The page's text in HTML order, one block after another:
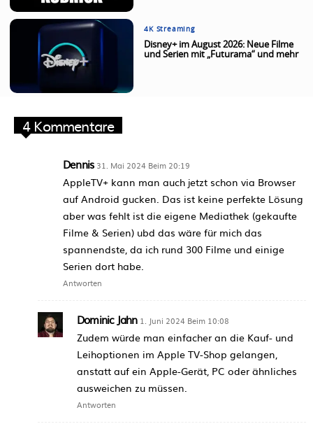
4K Streaming
Disney+ im August 2026: Neue Filme
und Serien mit „Futurama“ und mehr
4 Kommentare
Dennis 31. Mai 2024 Beim 20:19
AppleTV+ kann man auch jetzt schon via Browser
auf Android gucken. Das ist keine perfekte Lösung
aber was fehlt ist die eigene Mediathek (gekaufte
Filme & Serien) ubd das wäre für mich das
spannendste, da ich rund 300 Filme und einige
Serien dort habe.
Antworten
Dominic Jahn 1. Juni 2024 Beim 10:08
Zudem würde man einfacher an die Kauf- und
Leihoptionen im Apple TV-Shop gelangen,
anstatt auf ein Apple-Gerät, PC oder ähnliches
ausweichen zu müssen.
Antworten